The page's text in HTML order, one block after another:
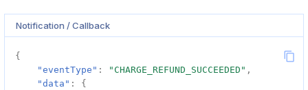
Notification / Callback
{
"eventType" : "CHARGE_REFUND_SUCCEEDED" ,
"data" :
{